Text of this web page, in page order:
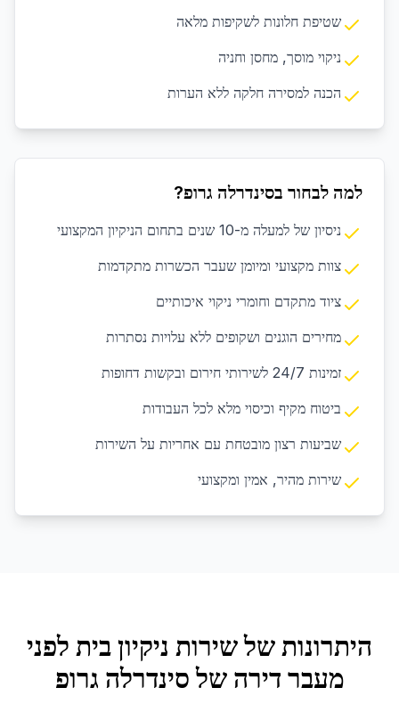
שטיפת חלונות לשקיפות מלאה
ניקוי מוסך, מחסן וחניה
הכנה למסירה חלקה ללא הערות
למה לבחור בסינדרלה גרופ?
ניסיון של למעלה מ-10 שנים בתחום הניקיון המקצועי
צוות מקצועי ומיומן שעבר הכשרות מתקדמות
ציוד מתקדם וחומרי ניקוי איכותיים
מחירים הוגנים ושקופים ללא עלויות נסתרות
זמינות 24/7 לשירותי חירום ובקשות דחופות
ביטוח מקיף וכיסוי מלא לכל העבודות
שביעות רצון מובטחת עם אחריות על השירות
שירות מהיר, אמין ומקצועי
היתרונות של שירות ניקיון בית לפני
מעבר דירה של סינדרלה גרופ